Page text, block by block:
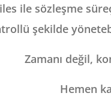
ile sözleşme
şekilde
Zamanı değil,
Hemen